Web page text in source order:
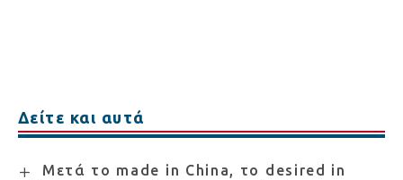
Δείτε και αυτά
Μετά το made in China, το desired in